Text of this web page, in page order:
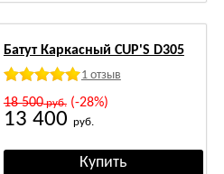
Батут Каркасный CUP'S D305
1 отзыв
18 500руб.(-28%)
13 400 руб.